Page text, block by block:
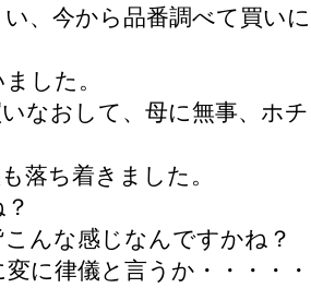
、今から品番調べて買い
した。
なおして、母に無事、ホ
落ち着きました。
んな感じなんですかね？
に律儀と言うか・・・・・